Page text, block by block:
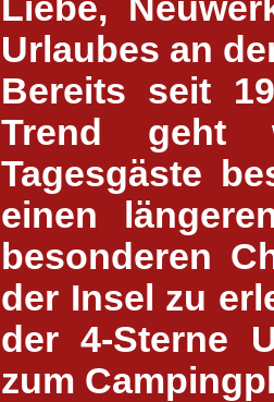
Urlaubes an
Bereits seit
Trend geht
Tagesgäste
einen
besonderen
der Insel zu
der 4-Sterne
zum